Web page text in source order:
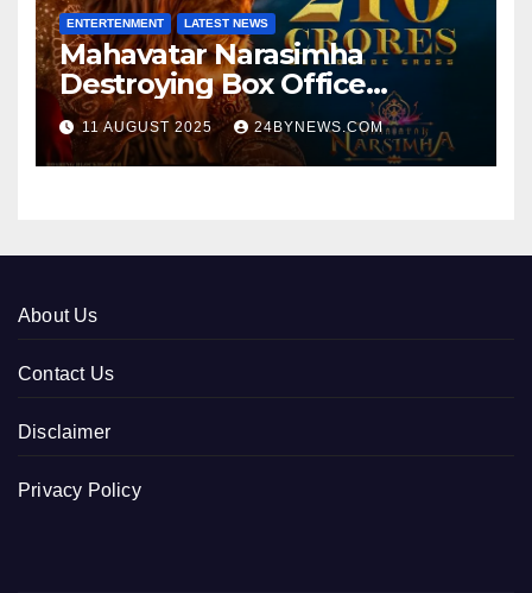
ENTERTENMENT LATEST NEWS
Mahavatar Narasimha
Destroying Box Office
collections 300cr World wide
11 AUGUST 2025 24BYNEWS.COM
About Us
Contact Us
Disclaimer
Privacy Policy